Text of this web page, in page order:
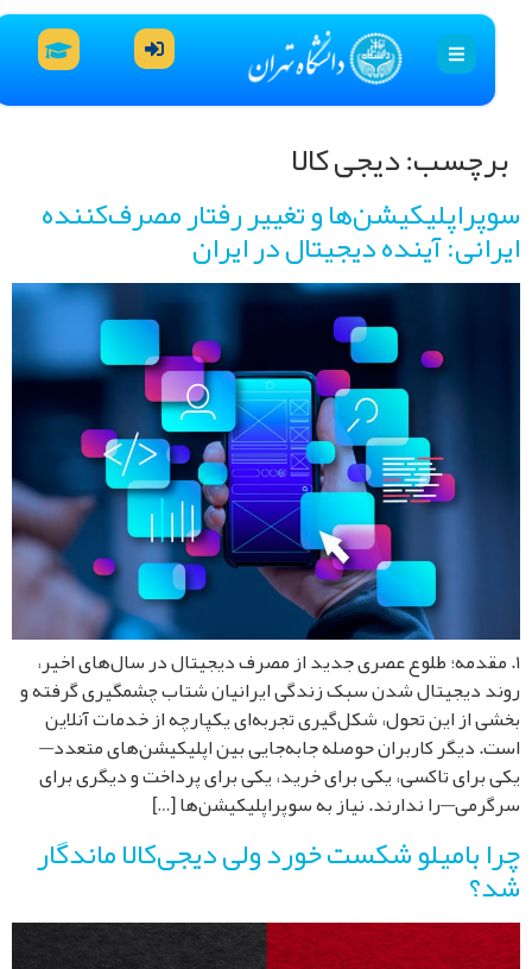
دیجی کالا
و تغییر رفتار مصرف‌کننده
آینده دیجیتال در ایران
طلوع عصری جدید از مصرف دیجیتال در سال‌های اخیر،
دیجیتال شدن سبک زندگی ایرانیان شتاب چشمگیری گرفته و
از این تحول، شکل‌گیری تجربه‌ای یکپارچه از خدمات آنلاین
دیگر کاربران حوصله جابه‌جایی بین اپلیکیشن‌های متعدد—
برای تاکسی، یکی برای خرید، یکی برای پرداخت و دیگری برای
ندارند. نیاز به سوپراپلیکیشن‌ها […]
بامیلو شکست خورد ولی دیجی‌کالا ماندگار